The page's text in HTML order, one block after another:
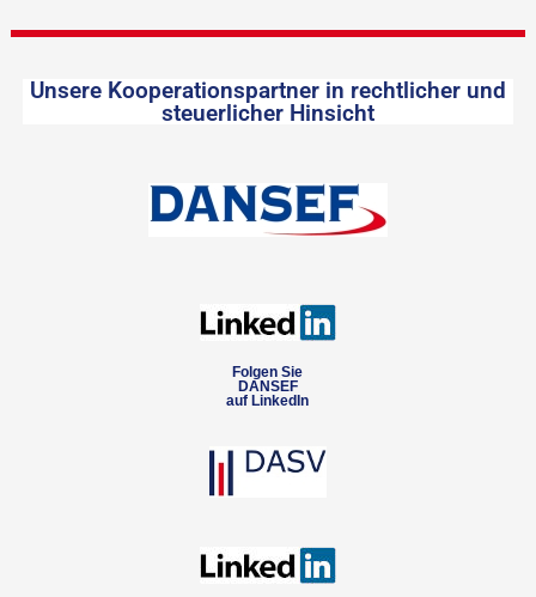
Unsere Kooperationspartner in rechtlicher und
steuerlicher Hinsicht
Folgen Sie
DANSEF
auf LinkedIn